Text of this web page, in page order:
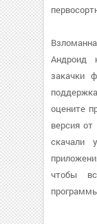
Андроид
закачки
оцените
версия от
скачали
чтобы